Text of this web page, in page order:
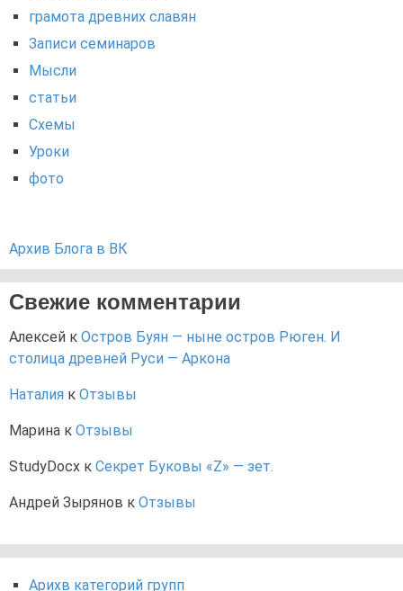
грамота древних славян
Записи семинаров
Мысли
статьи
Схемы
Уроки
фото
Архив Блога в ВК
Свежие комментарии
Алексей к Остров Буян — ныне остров Рюген. И
столица древней Руси — Аркона
Наталия к Отзывы
Марина к Отзывы
StudyDocx к Секрет Буковы «Z» — зет.
Андрей Зырянов к Отзывы
Арихв категорий групп